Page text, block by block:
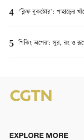
4 ‘ক্লিফ বুকস্টোর’: পাহাড়ের
5 পিকিং অপেরা: সুর, রং ও
EXPLORE MORE